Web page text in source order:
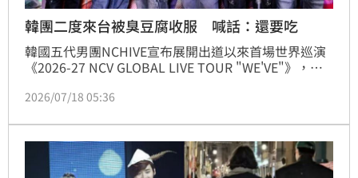
韓團二度來台被臭豆腐收服 喊話：還要吃
韓國五代男團NCHIVE宣布展開出道以來首場世界巡演
《2026-27 NCV GLOBAL LIVE TOUR "WE'VE"》，巡
城市，而台灣也確定名列巡演名單之中。消息曝光後，
了！」
2026/07/18 05:36